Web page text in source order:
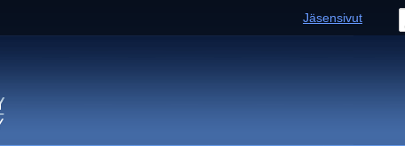
Jäsensivut